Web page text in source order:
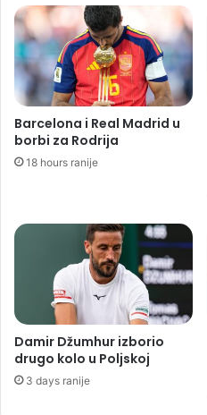
Barcelona i Real Madrid u
borbi za Rodrija
18 hours ranije
Damir Džumhur izborio
drugo kolo u Poljskoj
3 days ranije